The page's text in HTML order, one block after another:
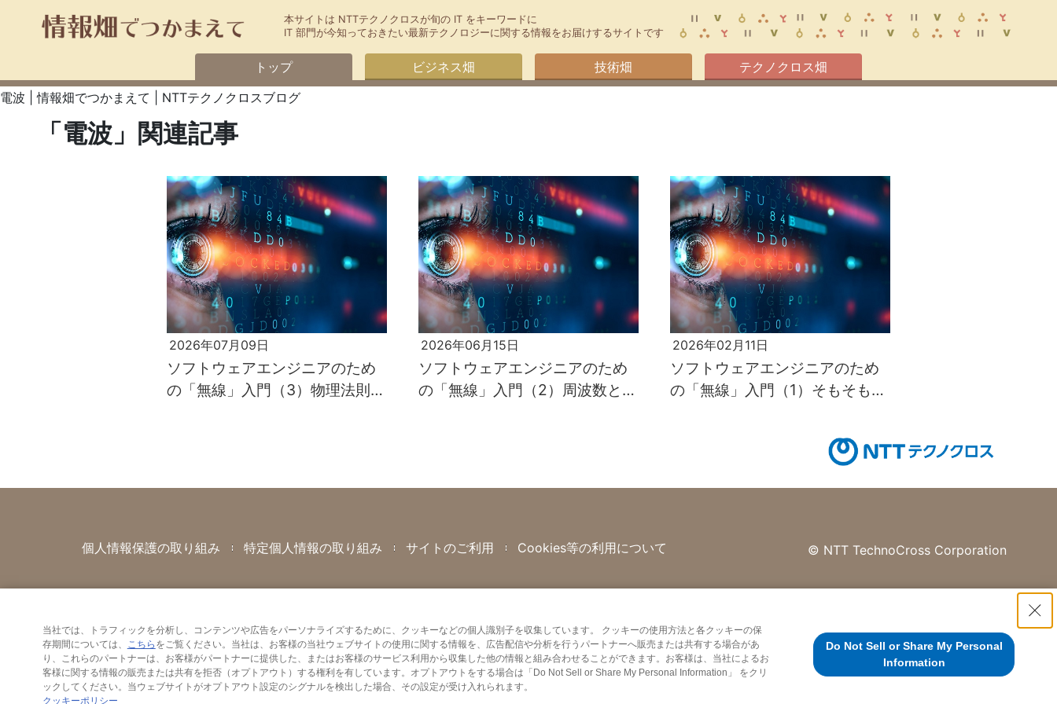
電波 | 情報畑でつかまえて | NTTテクノクロスブログ
本サイトは NTTテクノクロスが旬の IT をキーワードに
IT 部門が今知っておきたい最新テクノロジーに関する情報をお届けするサイトです
トップ ビジネス畑 技術畑 テクノクロス畑
「電波」関連記事
2026年07月09日
ソフトウェアエンジニアのため
の「無線」入門（3）物理法則が
2026年06月15日
ソフトウェアエンジニアのため
の「無線」入門（2）周波数と伝
2026年02月11日
ソフトウェアエンジニアのため
の「無線」入門（1）そもそも電
個人情報保護の取り組み 特定個人情報の取り組み サイトのご利用 Cookies等の利用について © NTT TechnoCross Corporation
当社では、トラフィックを分析し、コンテンツや広告をパーソナライズするために、クッキーなどの個人識別子を収集しています。 クッキーの使用方法と各クッキーの保
存期間については、
こちら をご覧ください。当社は、お客様の当社ウェブサイトの使用に関する情報を、広告配信や分析を行うパートナーへ販売または共有する場合があ
り、これらのパートナーは、お客様がパートナーに提供した、またはお客様のサービス利用から収集した他の情報と組み合わせることができます。お客様は、当社によるお
客様に関する情報の販売または共有を拒否（オプトアウト）する権利を有しています。オプトアウトをする場合は「Do Not Sell or Share My Personal Information」 をクリ
クッキーポリシー
Do Not Sell or Share My Personal
Information